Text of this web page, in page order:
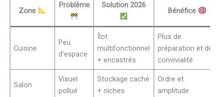
Zone
Problème Solution 2026
Bénéfice
Cuisine
Peu
d’espace
Îlot
multifonctionnel
+ encastrés
Plus de
préparation et de
convivialité
Salon
Visuel
pollué
Stockage caché
+ niches
Ordre et
amplitude